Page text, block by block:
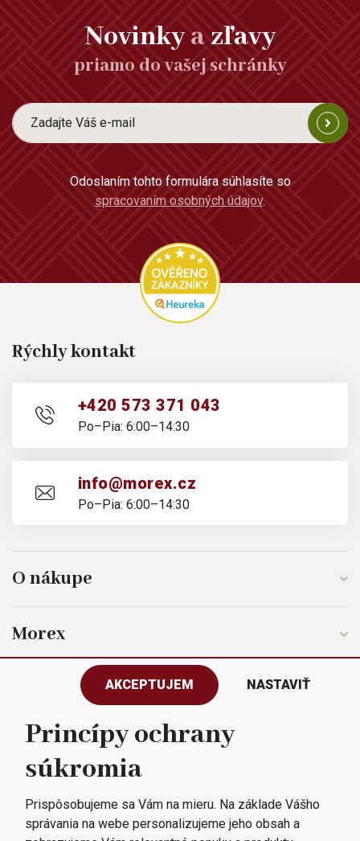
Novinkyazľavy
priamo do vašej schránky
Odoslaním tohto formulára súhlasíte so
spracovaním osobných údajov.
Rýchly kontakt
+420 573 371 043
Po–Pia: 6:00–14:30
info@morex.cz
Po–Pia: 6:00–14:30
O nákupe
Morex
Sledujte nás
Všetky práva vyhradené © 2023
Morex, spol. s r.o.
AKCEPTUJEM NASTAVIŤ
Princípy ochrany
súkromia
Prispôsobujeme sa Vám na mieru. Na základe Vášho
správania na webe personalizujeme jeho obsah a